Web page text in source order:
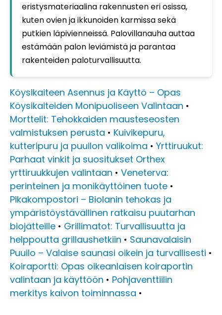
eristysmateriaalina rakennusten eri osissa,
kuten ovien ja ikkunoiden karmissa sekä
putkien läpivienneissä. Palovillanauha auttaa
estämään palon leviämistä ja parantaa
rakenteiden paloturvallisuutta.
Köysikaiteen Asennus ja Käyttö – Opas
Köysikaiteiden Monipuoliseen Valintaan •
Morttelit: Tehokkaiden mausteseosten
valmistuksen perusta • Kuivikepuru,
kutteripuru ja puuilon valikoima • Yrttiruukut:
Parhaat vinkit ja suositukset Orthex
yrttiruukkujen valintaan • Veneterva:
perinteinen ja monikäyttöinen tuote •
Pikakompostori – Biolanin tehokas ja
ympäristöystävällinen ratkaisu puutarhan
biojätteille • Grillimatot: Turvallisuutta ja
helppoutta grillaushetkiin • Saunavalaisin
Puuilo – Valaise saunasi oikein ja turvallisesti •
Koiraportti: Opas oikeanlaisen koiraportin
valintaan ja käyttöön • Pohjaventtiilin
merkitys kaivon toiminnassa •